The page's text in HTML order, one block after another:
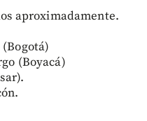
aproximadamente.
(Boyacá)